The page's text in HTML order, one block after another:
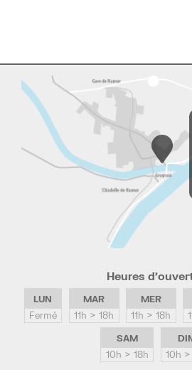
Heures
LUN
Fermé
MAR
11h > 18h
MER
11h > 18h
SAM
10h > 18h
10h >